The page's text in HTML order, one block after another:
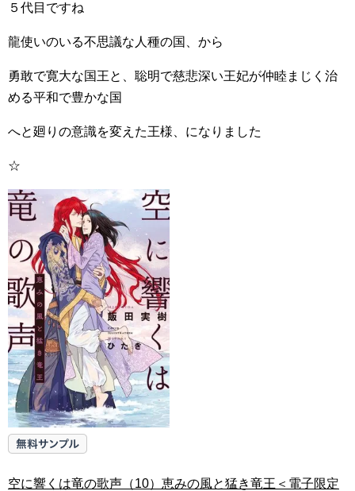
５代目ですね
龍使いのいる不思議な人種の国、から
勇敢で寛大な国王と、聡明で慈悲深い王妃が仲睦まじく治
める平和で豊かな国
へと廻りの意識を変えた王様、になりました
☆
空に響くは竜の歌声（10）恵みの風と猛き竜王＜電子限定